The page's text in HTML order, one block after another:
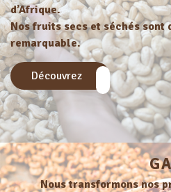
d’Afrique.
Nos fruits secs et séchés sont
remarquable.
Découvrez
Nous transformons nos